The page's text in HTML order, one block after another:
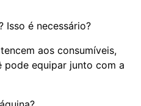
Isso é necessário?
aos consumíveis,
pode equipar junto com a